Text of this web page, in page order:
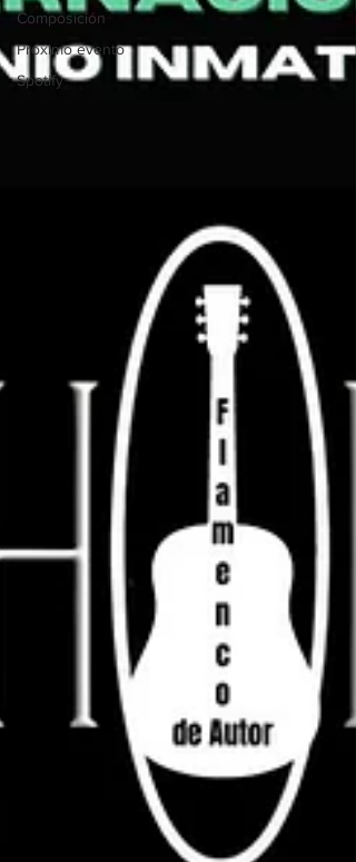
Composición
Próximo evento
Spotify